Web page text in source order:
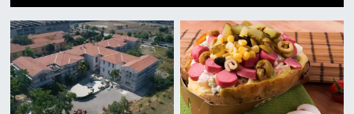
HABERDE İNSAN
İlginç
KÜLTÜR SANAT